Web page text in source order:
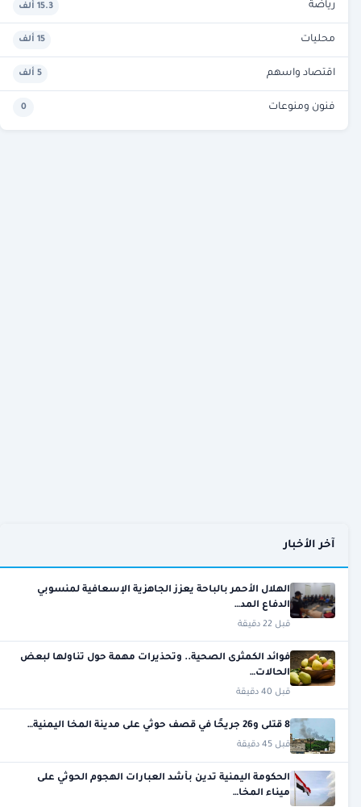
رياضة 15.3 ألف
محليات 15 ألف
اقتصاد واسهم 5 ألف
فنون ومنوعات 0
آخر الأخبار
الهلال الأحمر بالباحة يعزز الجاهزية الإسعافية لمنسوبي
الدفاع المد…
قبل 22 دقيقة
فوائد الكمثرى الصحية.. وتحذيرات مهمة حول تناولها لبعض
الحالات…
قبل 40 دقيقة
8 قتلى و26 جريحًا في قصف حوثي على مدينة المخا اليمنية…
قبل 45 دقيقة
الحكومة اليمنية تدين بأشد العبارات الهجوم الحوثي على
ميناء المخا…